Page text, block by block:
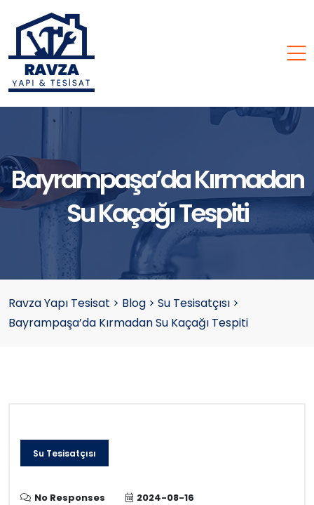
Bayrampaşa’da Kırmadan
Su Kaçağı Tespiti
Ravza Yapı Tesisat > Blog > Su Tesisatçısı >
Bayrampaşa’da Kırmadan Su Kaçağı Tespiti
Su Tesisatçısı
No Responses 2024-08-16